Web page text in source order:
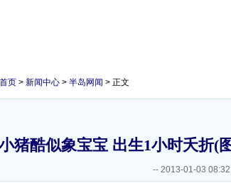
页 > 新闻中心 > 半岛网闻 > 正文
猪酷似象宝宝 出生1小时夭折(
-- 2013-01-03